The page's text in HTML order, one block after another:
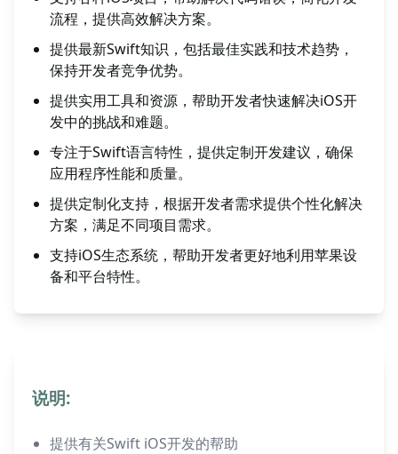
流程，提供高效解决方案。
提供最新Swift知识，包括最佳实践和技术趋势，
保持开发者竞争优势。
提供实用工具和资源，帮助开发者快速解决iOS开
发中的挑战和难题。
专注于Swift语言特性，提供定制开发建议，确保
应用程序性能和质量。
提供定制化支持，根据开发者需求提供个性化解决
方案，满足不同项目需求。
支持iOS生态系统，帮助开发者更好地利用苹果设
备和平台特性。
说明:
提供有关Swift iOS开发的帮助